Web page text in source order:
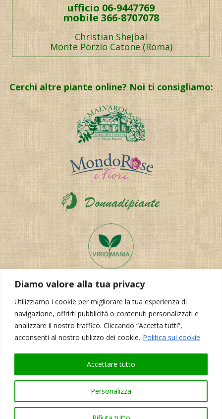
Diamo valore alla tua privacy
Utilizziamo i cookie per migliorare la tua esperienza di
navigazione, offrirti pubblicità o contenuti personalizzati e
analizzare il nostro traffico. Cliccando “Accetta tutti”,
acconsenti al nostro utilizzo dei cookie. Politica sui cookie
Personalizza
Accettare tutto
ufficio 06-9447769
mobile 366-8707078
Christian Shejbal
Monte Porzio Catone (Roma)
Cerchi altre piante online? Noi ti consigliamo:
Realizzazione del sito:Korporal Webdesign